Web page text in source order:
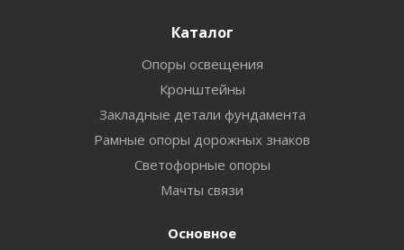
Каталог
Опоры освещения
Кронштейны
Закладные детали фундамента
Рамные опоры дорожных знаков
Светофорные опоры
Мачты связи
Основное